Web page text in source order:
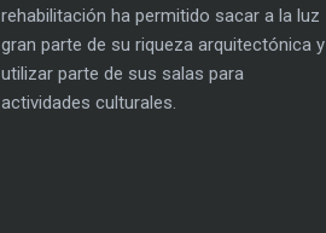
rehabilitación ha permitido sacar a la luz
gran parte de su riqueza arquitectónica y
utilizar parte de sus salas para
actividades culturales.